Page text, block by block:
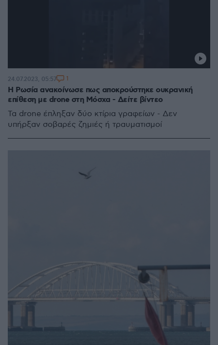
Η Ρωσία ανακοίνωσε πως αποκρούστηκε ουκρανική
επίθεση με drone στη Μόσχα - Δείτε βίντεο
Τα drone έπληξαν δύο κτίρια γραφείων - Δεν
υπήρξαν σοβαρές ζημιές ή τραυματισμοί
24.07.2023, 05:57 1